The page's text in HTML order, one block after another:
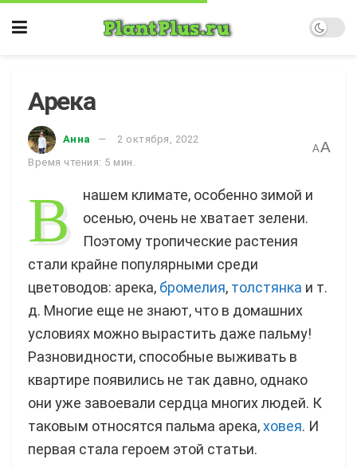
Арека
Анна
2 октября, 2022
Время чтения: 5 мин.
AA
В
нашем климате, особенно зимой и
осенью, очень не хватает зелени.
Поэтому тропические растения
стали крайне популярными среди
цветоводов: арека, бромелия, толстянка и т.
д. Многие еще не знают, что в домашних
условиях можно вырастить даже пальму!
Разновидности, способные выживать в
квартире появились не так давно, однако
они уже завоевали сердца многих людей. К
таковым относятся пальма арека,ховея. И
первая стала героем этой статьи.